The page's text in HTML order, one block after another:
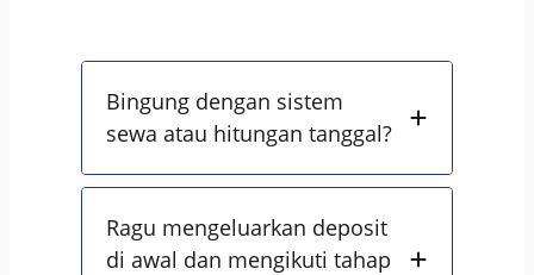
Bingung dengan sistem
sewa atau hitungan tanggal?
Ragu mengeluarkan deposit
di awal dan mengikuti tahap